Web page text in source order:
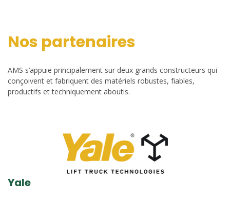
Nos partenaires
AMS s’appuie principalement sur deux grands constructeurs qui
conçoivent et fabriquent des matériels robustes, fiables,
productifs et techniquement aboutis.
Yale